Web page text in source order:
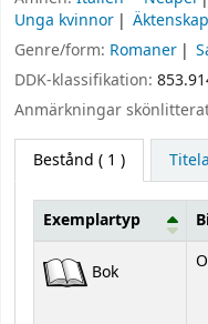
Unga kvinnor
Äktenskap
Genre/form: Romaner
DDK-klassifikation:
Anmärkningar
Bestånd ( 1 )
Exemplartyp
Bok